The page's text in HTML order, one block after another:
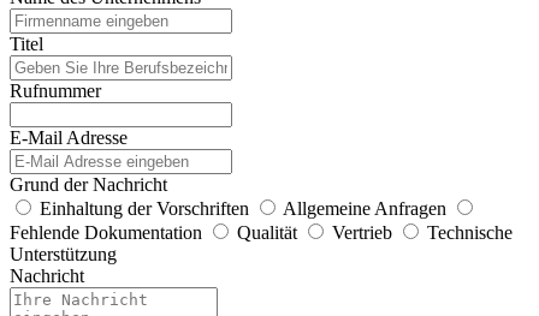
Titel
Rufnummer
E-Mail Adresse
Grund der Nachricht
Einhaltung der Vorschriften
Allgemeine Anfragen
Fehlende Dokumentation
Qualität Vertrieb
Technische
Unterstützung
Nachricht